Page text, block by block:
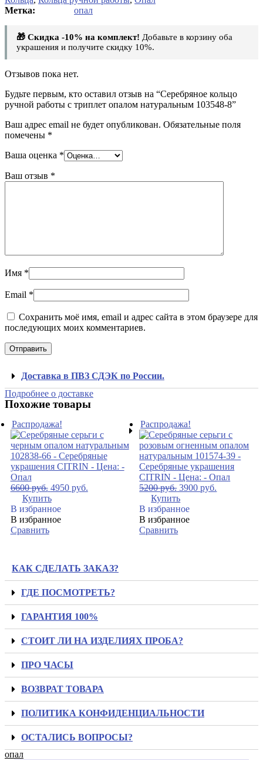
опал
🎁 Скидка -10% на комплект! Добавьте в корзину оба
украшения и получите скидку 10%.
Отзывов пока нет.
Будьте первым, кто оставил отзыв на “Серебряное кольцо
ручной работы с триплет опалом натуральным 103548-8”
Ваш адрес email не будет опубликован. Обязательные поля
помечены *
Ваша оценка *
Ваш отзыв *
Имя *
Email *
Сохранить моё имя, email и адрес сайта в этом браузере для
последующих моих комментариев.
Доставка в ПВЗ СДЭК по России.
Подробнее о доставке
Похожие товары
Распродажа!
6600руб. 4950 руб.
Купить
В избранное
В избранное
Сравнить
Распродажа!
5200руб. 3900руб.
Купить
В избранное
В избранное
Сравнить
КАК СДЕЛАТЬ ЗАКАЗ?
ГДЕ ПОСМОТРЕТЬ?
ГАРАНТИЯ 100%
СТОИТ ЛИ НА ИЗДЕЛИЯХ ПРОБА?
ПРО ЧАСЫ
ВОЗВРАТ ТОВАРА
ПОЛИТИКА КОНФИДЕНЦИАЛЬНОСТИ
ОСТАЛИСЬ ВОПРОСЫ?
опал